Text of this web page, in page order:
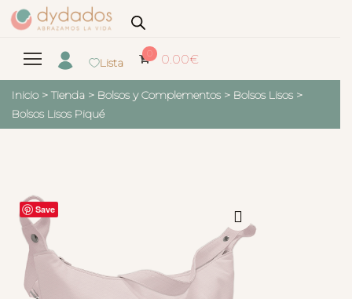
Lista
0 0.00€
Inicio > Tienda > Bolsos y Complementos > Bolsos Lisos >
Bolsos Lisos Piqué
Save